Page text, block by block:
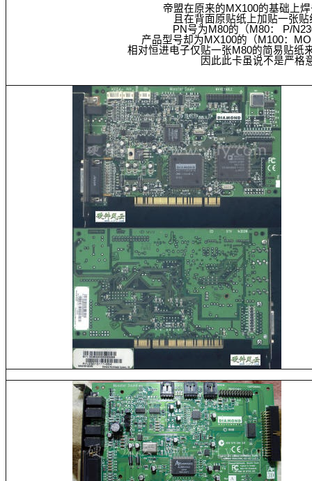
帝盟在原来的MX100的基础上
且在背面原贴纸上加贴一张
PN号为M80的（M80： P/
产品型号却为MX100的（M100：
相对恒进电子仅贴一张M80的简易贴纸
因此此卡虽说不是严格